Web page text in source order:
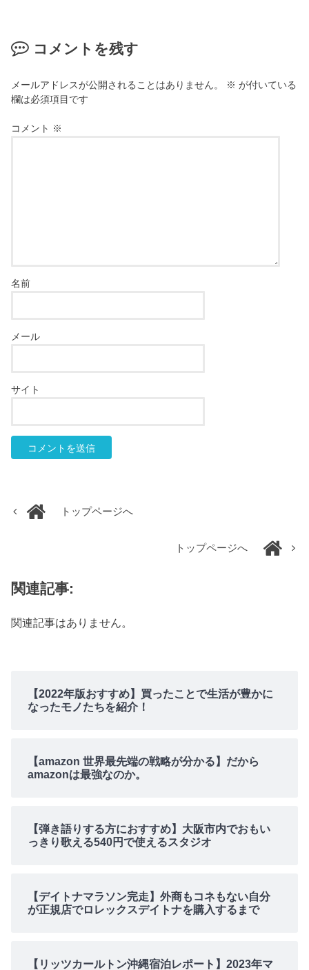
コメントを残す
メールアドレスが公開されることはありません。 ※ が付いている
欄は必須項目です
コメント ※
名前
メール
サイト
トップページへ
トップページへ
関連記事:
関連記事はありません。
【2022年版おすすめ】買ったことで生活が豊かに
なったモノたちを紹介！
【amazon 世界最先端の戦略が分かる】だから
amazonは最強なのか。
【弾き語りする方におすすめ】大阪市内でおもい
っきり歌える540円で使えるスタジオ
【デイトナマラソン完走】外商もコネもない自分
が正規店でロレックスデイトナを購入するまで
【リッツカールトン沖縄宿泊レポート】2023年マ